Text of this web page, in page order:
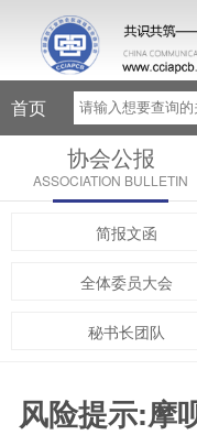
首页
协会公报
ASSOCIATION BULLETIN
简报文函
全体委员大会
秘书长团队
风险提示:摩